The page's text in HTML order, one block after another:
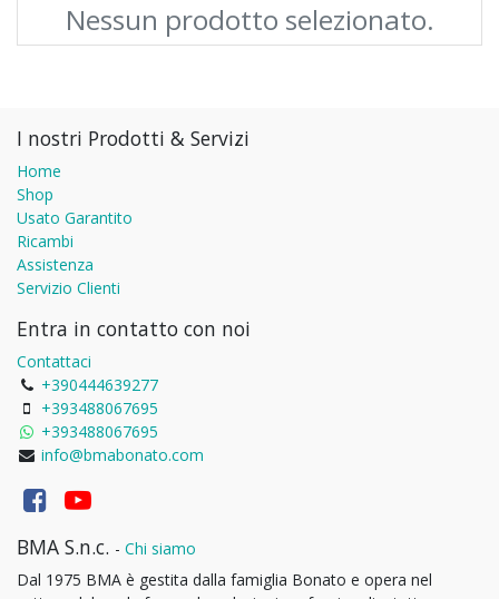
Nessun prodotto selezionato.
I nostri Prodotti & Servizi
Home
Shop
Usato Garantito
Ricambi
Assistenza
Servizio Clienti
Entra in contatto con noi
Contattaci
+390444639277
+393488067695
+393488067695
info@bmabonato.com
BMA S.n.c. - Chi siamo
Dal 1975 BMA è gestita dalla famiglia Bonato e opera nel